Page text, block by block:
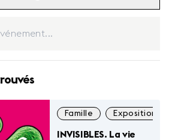
Famille Exposition
INVISIBLES. La vie